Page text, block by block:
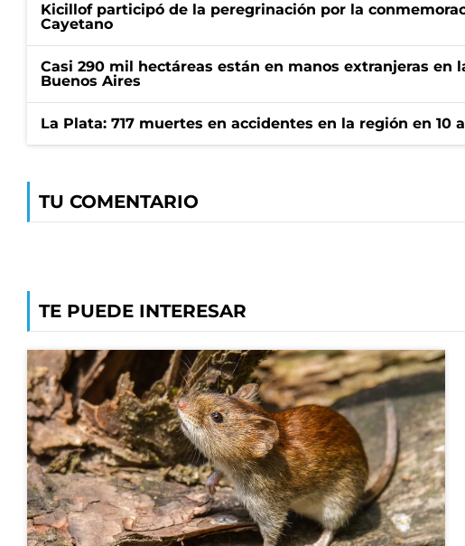
Kicillof participó de la peregrinación por la
Cayetano
Casi 290 mil hectáreas están en manos extranjeras en
Buenos Aires
La Plata: 717 muertes en accidentes en la región en 10
TU COMENTARIO
TE PUEDE INTERESAR